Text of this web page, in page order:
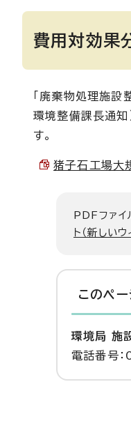
費用対効果
「廃棄物処理施
環境整備課長通知
す。
猪子石工場大
PDFファイ
ト（新しいウ
このペ
環境局 施
電話番号